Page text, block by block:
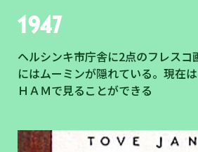
1947
ヘルシンキ市庁舎に2点のフレスコ
にはムーミンが隠れている。現在
ＨＡＭで見ることができる